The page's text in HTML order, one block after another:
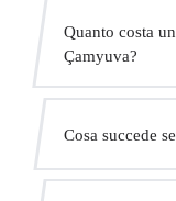
Quanto costa
Çamyuva?
prezzo fisso
Cosa succede